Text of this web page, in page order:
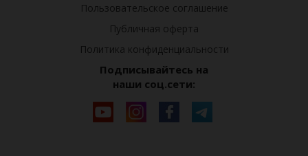
Пользовательское соглашение
Публичная оферта
Политика конфиденциальности
Подписывайтесь на
наши соц.сети: